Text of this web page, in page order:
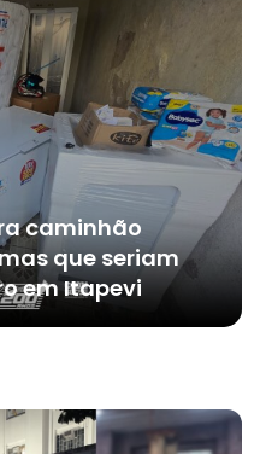
caminhão
que seriam
em Itapevi